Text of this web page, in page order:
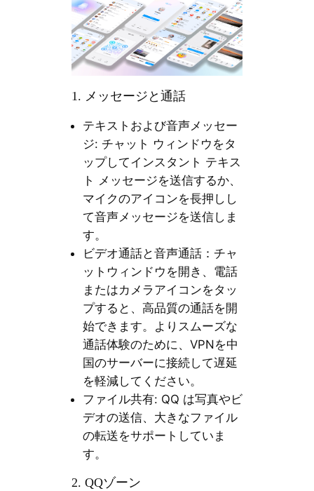
1. メッセージと通話
テキストおよび音声メッセー
ジ: チャット ウィンドウをタ
ップしてインスタント テキス
ト メッセージを送信するか、
マイクのアイコンを長押しし
て音声メッセージを送信しま
す。
ビデオ通話と音声通話：チャ
ットウィンドウを開き、電話
またはカメラアイコンをタッ
プすると、高品質の通話を開
始できます。よりスムーズな
通話体験のために、VPNを中
国のサーバーに接続して遅延
を軽減してください。
ファイル共有: QQ は写真やビ
デオの送信、大きなファイル
の転送をサポートしていま
す。
2. QQゾーン